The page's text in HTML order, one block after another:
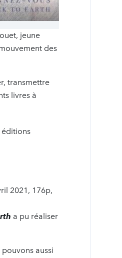
jeune
des
transmettre
livres à
éditions
2021, 176p,
a pu réaliser
aussi